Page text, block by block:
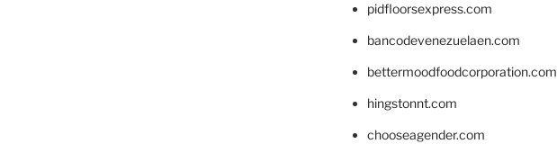
pidfloorsexpress.com
bancodevenezuelaen.com
bettermoodfoodcorporation.com
hingstonnt.com
chooseagender.com